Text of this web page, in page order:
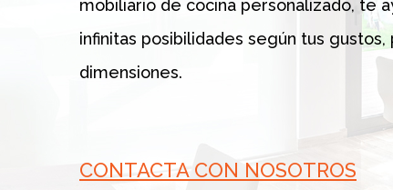
mobiliario de cocina personalizado, te
infinitas posibilidades según tus
dimensiones.
CONTACTA CON NOSOTROS